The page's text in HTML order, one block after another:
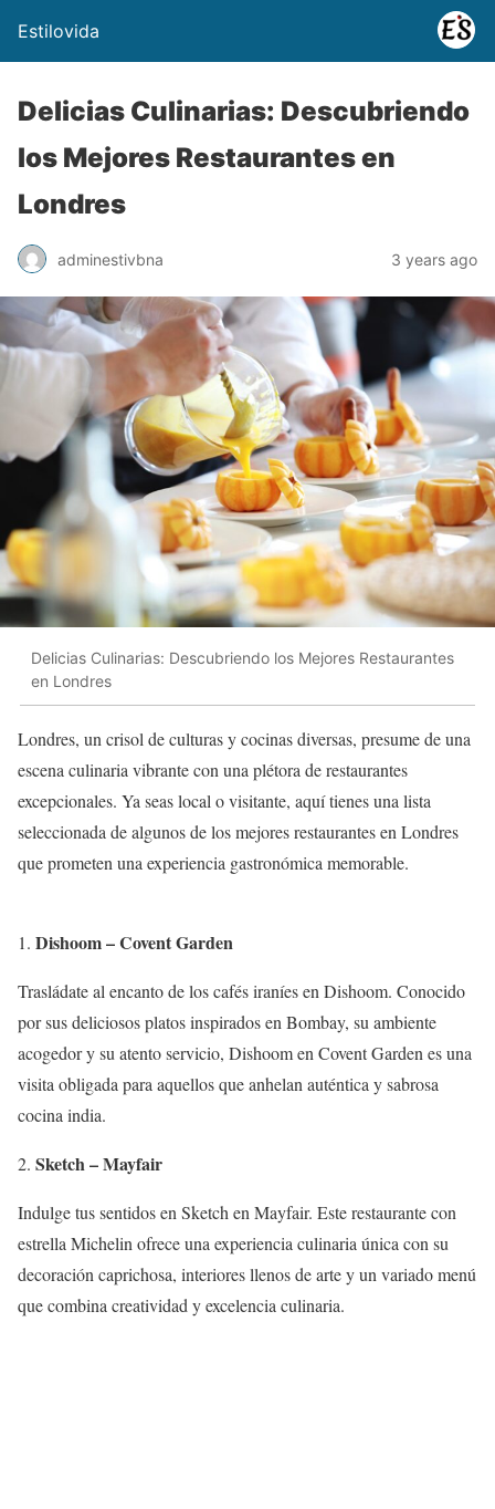
Estilovida
Delicias Culinarias: Descubriendo
los Mejores Restaurantes en
Londres
adminestivbna 3 years ago
Delicias Culinarias: Descubriendo los Mejores Restaurantes
en Londres
Londres, un crisol de culturas y cocinas diversas, presume de una
escena culinaria vibrante con una plétora de restaurantes
excepcionales. Ya seas local o visitante, aquí tienes una lista
seleccionada de algunos de los mejores restaurantes en Londres
que prometen una experiencia gastronómica memorable.
Dishoom – Covent Garden
Trasládate al encanto de los cafés iraníes en Dishoom. Conocido
por sus deliciosos platos inspirados en Bombay, su ambiente
acogedor y su atento servicio, Dishoom en Covent Garden es una
visita obligada para aquellos que anhelan auténtica y sabrosa
cocina india.
Sketch – Mayfair
Indulge tus sentidos en Sketch en Mayfair. Este restaurante con
estrella Michelin ofrece una experiencia culinaria única con su
decoración caprichosa, interiores llenos de arte y un variado menú
que combina creatividad y excelencia culinaria.